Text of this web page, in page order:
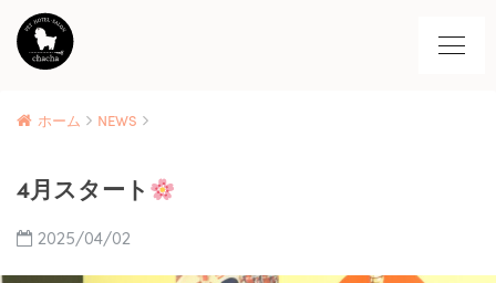
ホーム NEWS
4月スタート
2025/04/02